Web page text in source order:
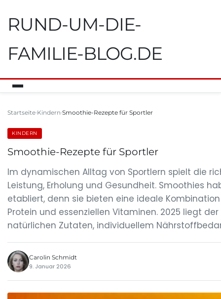
RUND-UM-DIE-
FAMILIE-BLOG.DE
Startseite Kindern Smoothie-Rezepte für Sportler
KINDERN
Smoothie-Rezepte für Sportler
Im dynamischen Alltag von Sportlern spielt die
Leistung, Erholung und Gesundheit. Smoothies
etabliert, denn sie bieten eine ideale
Protein und essenziellen Vitaminen. 2025 liegt
natürlichen Zutaten, individuellem
Carolin Schmidt
9. Januar 2026